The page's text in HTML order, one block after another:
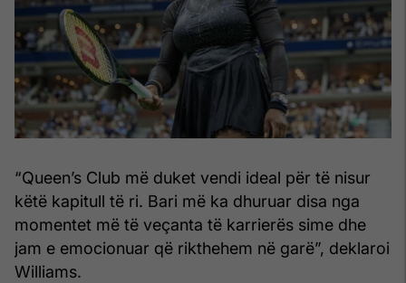
“Queen’s Club më duket vendi ideal për të nisur
këtë kapitull të ri. Bari më ka dhuruar disa nga
momentet më të veçanta të karrierës sime dhe
jam e emocionuar që rikthehem në garë”, deklaroi
Williams.